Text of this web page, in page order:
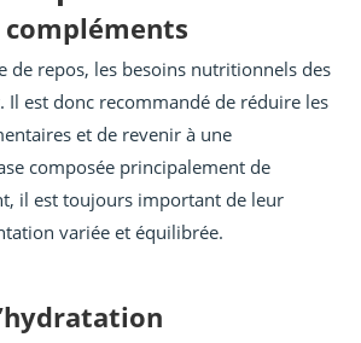
compléments
de repos, les besoins nutritionnels des
Il est donc recommandé de réduire les
et de revenir à une
composée principalement de
il est toujours important de leur
variée et équilibrée.